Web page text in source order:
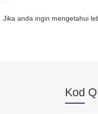
anda ingin mengetahui
Kod